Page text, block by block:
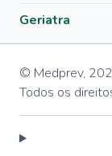
Geriatra
© Medprev,
Todos os